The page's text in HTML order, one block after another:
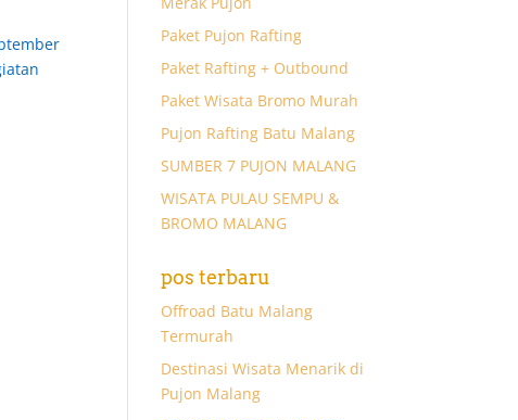
Paket Pujon Rafting
Paket Rafting + Outbound
Paket Wisata Bromo Murah
Pujon Rafting Batu Malang
SUMBER 7 PUJON MALANG
WISATA PULAU SEMPU &
BROMO MALANG
pos terbaru
Offroad Batu Malang
Termurah
Destinasi Wisata Menarik di
Pujon Malang